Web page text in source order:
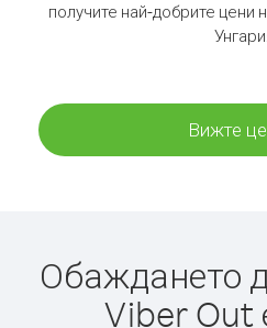
получите най-добрите цени
Вижте
Обаждането
Viber Out